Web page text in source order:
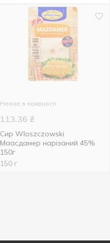
Немає в наявності
113.36 ₴
Сир Wloszczowski
Маасдамер нарізаний 45%
150г
150 г